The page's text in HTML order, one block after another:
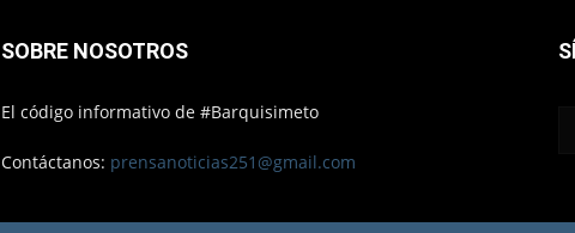
SOBRE NOSOTROS
El código informativo de #Barquisimeto
Contáctanos: prensanoticias251@gmail.com